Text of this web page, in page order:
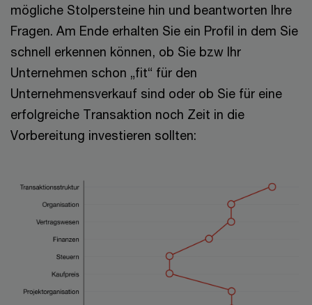
mögliche Stolpersteine hin und beantworten Ihre
Fragen. Am Ende erhalten Sie ein Profil in dem Sie
schnell erkennen können, ob Sie bzw Ihr
Unternehmen schon „fit“ für den
Unternehmensverkauf sind oder ob Sie für eine
erfolgreiche Transaktion noch Zeit in die
Vorbereitung investieren sollten: